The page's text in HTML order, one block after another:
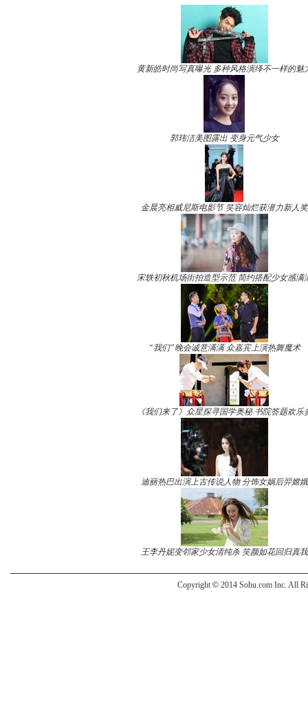
黄新皓时尚写真曝光 多种风格演绎不一样的魅
郭玮洁美图露出 变身元气少女
金晨亮相威尼斯电影节 笑容灿烂获潜力新人奖
宋轶初秋机场街拍造型示范 简约搭配少女感满
“我们”晚会诚意满满 众嘉宾上演热舞魔术
《我们来了》众星探寻国学奥秘 书院答题欢乐
迪丽热巴出演上古传说人物 分饰女娲后羿嫦娥
王李丹妮变邻家少女清纯杀 笑颜如花回归真我
Copyright © 2014 Sohu.com Inc. All